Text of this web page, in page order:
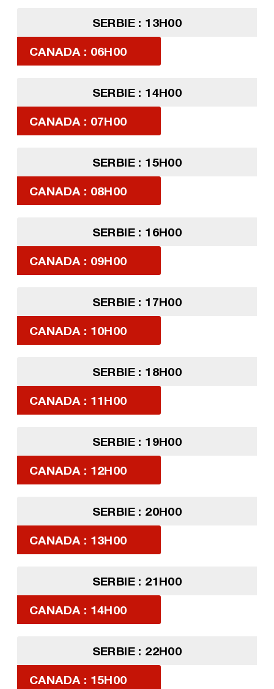
SERBIE : 13H00
CANADA : 06H00
SERBIE : 14H00
CANADA : 07H00
SERBIE : 15H00
CANADA : 08H00
SERBIE : 16H00
CANADA : 09H00
SERBIE : 17H00
CANADA : 10H00
SERBIE : 18H00
CANADA : 11H00
SERBIE : 19H00
CANADA : 12H00
SERBIE : 20H00
CANADA : 13H00
SERBIE : 21H00
CANADA : 14H00
SERBIE : 22H00
CANADA : 15H00